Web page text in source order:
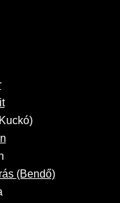
(Bendő)